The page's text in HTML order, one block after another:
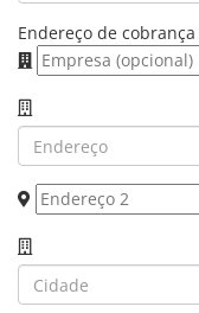
Endereço de cobrança